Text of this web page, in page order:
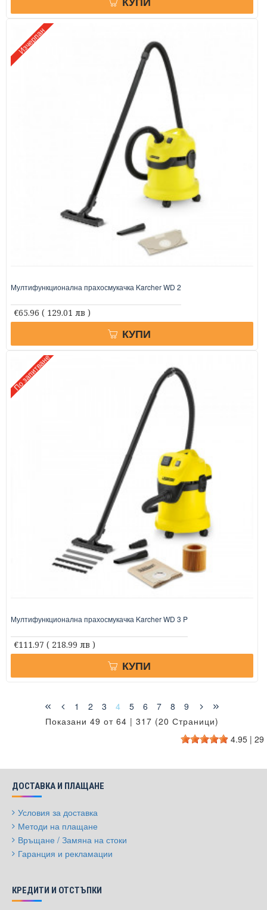
Изчерпан
Мултифункционална прахосмукачка Karcher WD 2
€65.96 ( 129.01 лв )
КУПИ
По запитване
Мултифункционална прахосмукачка Karcher WD 3 P
€111.97 ( 218.99 лв )
КУПИ
1 2 3 4 5 6 7 8
9
Показани 49 от 64 | 317 (20 Страници)
4.95 | 29
ДОСТАВКА И ПЛАЩАНЕ
Условия за доставка
Методи на плащане
Връщане / Замяна на стоки
Гаранция и рекламации
КРЕДИТИ И ОТСТЪПКИ